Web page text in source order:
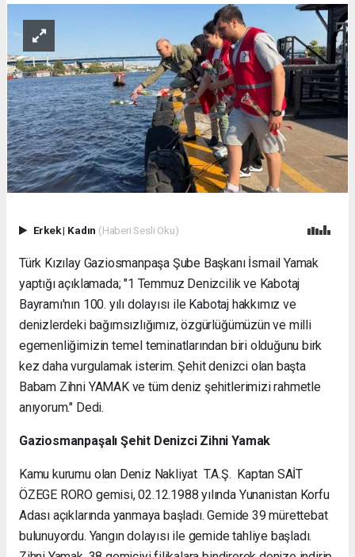
Erkek| Kadın (Haberi Sesli Oku)
Türk Kızılay Gaziosmanpaşa Şube Başkanı İsmail Yamak
yaptığı açıklamada; "1 Temmuz Denizcilik ve Kabotaj
Bayramı'nın 100. yılı dolayısı ile Kabotaj hakkımız ve
denizlerdeki bağımsızlığımız, özgürlüğümüzün ve milli
egemenliğimizin temel teminatlarından biri olduğunu birk
kez daha vurgulamak isterim. Şehit denizci olan başta
Babam Zihni YAMAK ve tüm deniz şehitlerimizi rahmetle
anıyorum." Dedi.
Gaziosmanpaşalı Şehit Denizci Zihni Yamak
Kamu kurumu olan Deniz Nakliyat T.A.Ş. Kaptan SAİT
ÖZEGE RORO gemisi, 02.12.1988 yılında Yunanistan Korfu
Adası açıklarında yanmaya başladı. Gemide 39 mürettebat
bulunuyordu. Yangın dolayısı ile gemide tahliye başladı.